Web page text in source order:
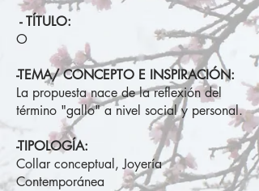
- TÍTULO:
O
-TEMA/ CONCEPTO E INSPIRACIÓN:
La propuesta nace de la reflexión del
término "gallo" a nivel social y personal.
-TIPOLOGÍA:
Collar conceptual, Joyería
Contemporánea